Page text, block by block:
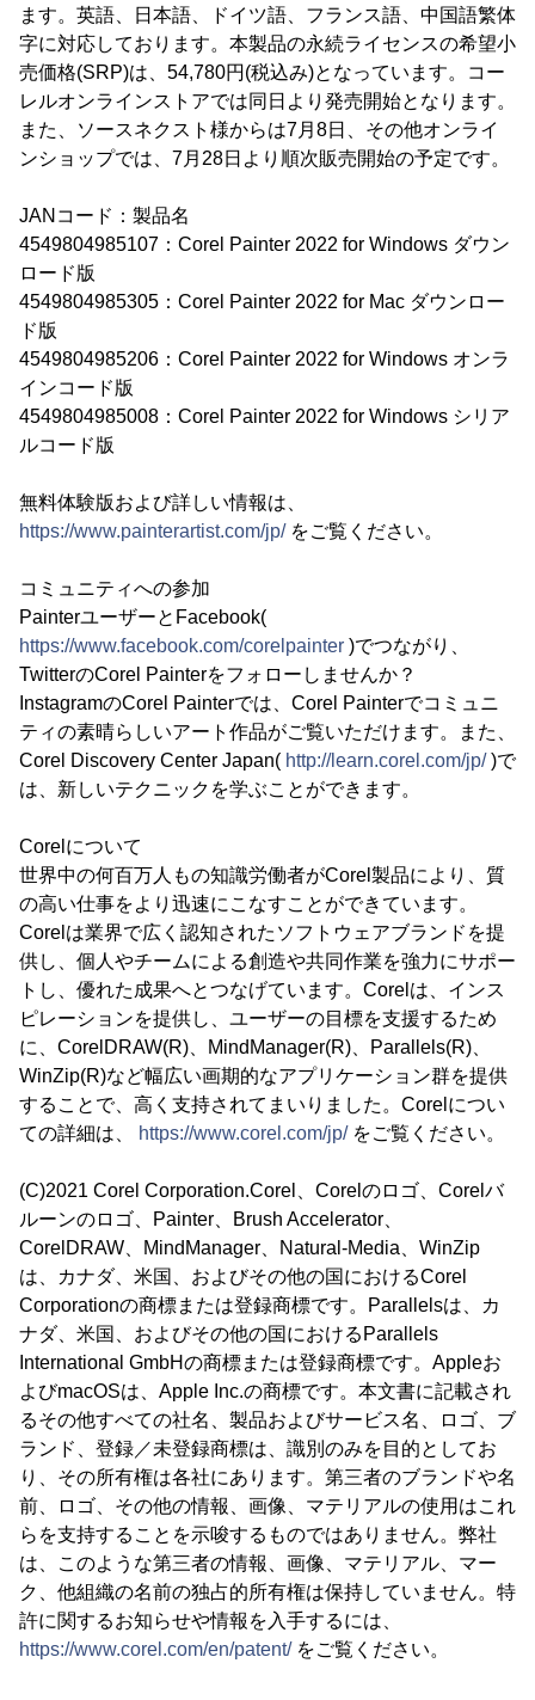
ます。英語、日本語、ドイツ語、フランス語、中国語繁体
字に対応しております。本製品の永続ライセンスの希望小
売価格(SRP)は、54,780円(税込み)となっています。コー
レルオンラインストアでは同日より発売開始となります。
また、ソースネクスト様からは7月8日、その他オンライ
ンショップでは、7月28日より順次販売開始の予定です。
JANコード：製品名
4549804985107：Corel Painter 2022 for Windows ダウン
ロード版
4549804985305：Corel Painter 2022 for Mac ダウンロー
ド版
4549804985206：Corel Painter 2022 for Windows オンラ
インコード版
4549804985008：Corel Painter 2022 for Windows シリア
ルコード版
無料体験版および詳しい情報は、
https://www.painterartist.com/jp/をご覧ください。
コミュニティへの参加
PainterユーザーとFacebook(
https://www.facebook.com/corelpainter )でつながり、
TwitterのCorel Painterをフォローしませんか？
InstagramのCorel Painterでは、Corel Painterでコミュニ
ティの素晴らしいアート作品がご覧いただけます。また、
Corel Discovery Center Japan( http://learn.corel.com/jp/)で
は、新しいテクニックを学ぶことができます。
Corelについて
世界中の何百万人もの知識労働者がCorel製品により、質
の高い仕事をより迅速にこなすことができています。
Corelは業界で広く認知されたソフトウェアブランドを提
供し、個人やチームによる創造や共同作業を強力にサポー
トし、優れた成果へとつなげています。Corelは、インス
ピレーションを提供し、ユーザーの目標を支援するため
に、CorelDRAW(R)、MindManager(R)、Parallels(R)、
WinZip(R)など幅広い画期的なアプリケーション群を提供
することで、高く支持されてまいりました。Corelについ
ての詳細は、
https://www.corel.com/jp/をご覧ください。
(C)2021 Corel Corporation.Corel、Corelのロゴ、Corelバ
ルーンのロゴ、Painter、Brush Accelerator、
CorelDRAW、MindManager、Natural-Media、WinZip
は、カナダ、米国、およびその他の国におけるCorel
Corporationの商標または登録商標です。Parallelsは、カ
ナダ、米国、およびその他の国におけるParallels
International GmbHの商標または登録商標です。Appleお
よびmacOSは、Apple Inc.の商標です。本文書に記載され
るその他すべての社名、製品およびサービス名、ロゴ、ブ
ランド、登録／未登録商標は、識別のみを目的としてお
り、その所有権は各社にあります。第三者のブランドや名
前、ロゴ、その他の情報、画像、マテリアルの使用はこれ
らを支持することを示唆するものではありません。弊社
は、このような第三者の情報、画像、マテリアル、マー
ク、他組織の名前の独占的所有権は保持していません。特
許に関するお知らせや情報を入手するには、
https://www.corel.com/en/patent/をご覧ください。